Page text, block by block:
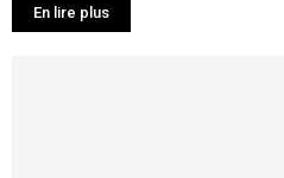
En lire plus